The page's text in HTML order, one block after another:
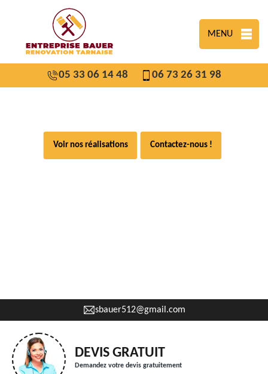
MENU
05 33 06 14 48 06 73 26 31 98
Voir nos réalisations Contactez-nous !
sbauer512@gmail.com
DEVIS GRATUIT
Demandez votre devis gratuitement